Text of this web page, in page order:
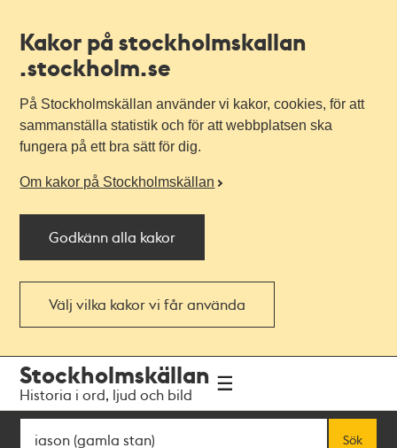
Kakor på stockholmskallan
.stockholm.se
På Stockholmskällan använder vi kakor, cookies, för att
sammanställa statistik och för att webbplatsen ska
fungera på ett bra sätt för dig.
Om kakor på Stockholmskällan
Godkänn alla kakor
Välj vilka kakor vi får använda
navigationen
huvudinnehållet
Stockholmskällan
Historia i ord, ljud och bild
Sök
Sök